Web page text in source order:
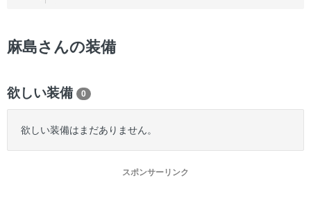
麻島さんの装備
欲しい装備 0
欲しい装備はまだありません。
スポンサーリンク